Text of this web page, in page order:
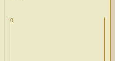
0